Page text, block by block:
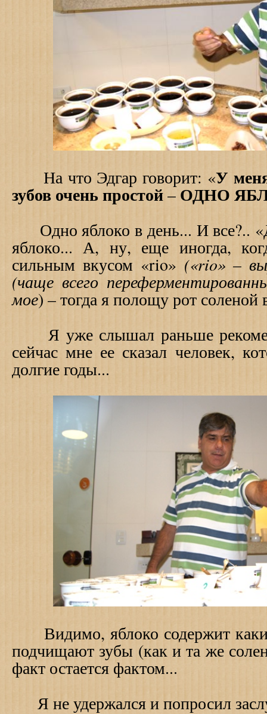
На что Эдгар говорит: «У
зубов очень простой–ОДНО
Одно яблоко в день... И все?..
яблоко... А, ну, еще иногда,
сильным вкусом «rio» («rio» –
(чаще всего
мое) – тогда я полощу рот соленой
Я уже слышал раньше
сейчас мне ее сказал человек,
долгие годы...
Видимо, яблоко содержит
подчищают зубы (как и та же
факт остается фактом...
Я не удержался и попросил